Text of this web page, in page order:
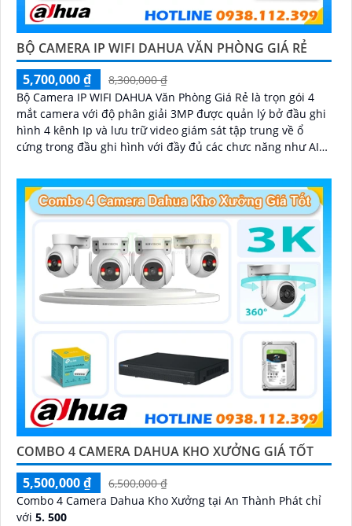
BỘ CAMERA IP WIFI DAHUA VĂN PHÒNG GIÁ RẺ
5,700,000 ₫
8,300,000 ₫
Bộ Camera IP WIFI DAHUA Văn Phòng Giá Rẻ là trọn gói 4
mắt camera với độ phân giải 3MP được quản lý bở đầu ghi
hình 4 kênh Ip và lưu trữ video giám sát tập trung về ổ
cứng trong đầu ghi hình với đầy đủ các chưc năng như AI
giám sát có màu vào ban đêm
COMBO 4 CAMERA DAHUA KHO XƯỞNG GIÁ TỐT
5,500,000 ₫
6,500,000 ₫
Combo 4 Camera Dahua Kho Xưởng tại An Thành Phát chỉ
với 5. 500